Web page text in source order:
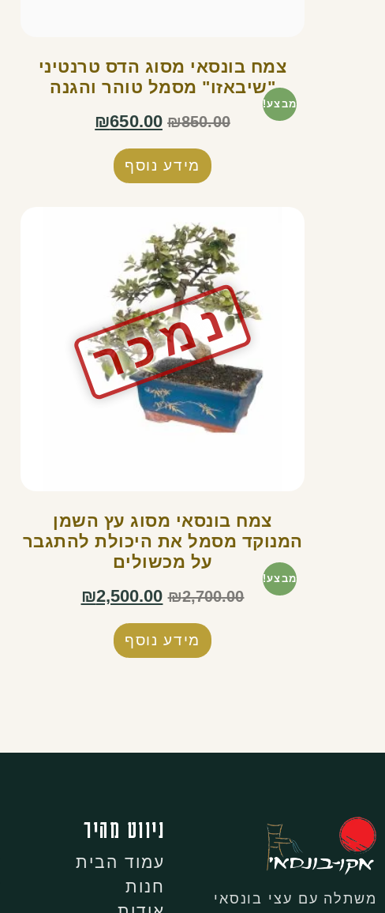
מבצע!
צמח בונסאי מסוג הדס טרנטיני
"שיבאזו" מסמל טוהר והגנה
₪850.00
₪650.00
מידע נוסף
מבצע!
צמח בונסאי מסוג עץ השמן
המנוקד מסמל את היכולת להתגבר
על מכשולים
₪2,700.00
₪2,500.00
מידע נוסף
משתלה עם עצי בונסאי
ניווט מהיר
עמוד הבית
חנות